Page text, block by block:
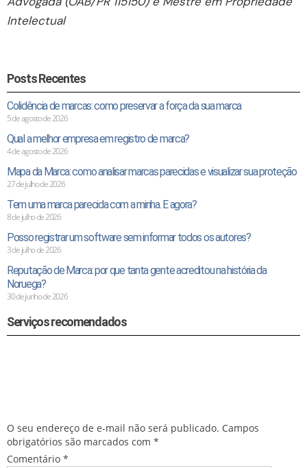
Intelectual
Posts Recentes
Colidência de marcas: como preservar a força da sua marca
5 de agosto de 2026
Qual a melhor empresa em registro de marca?
4 de agosto de 2026
Mapa da Marca: como analisar marcas parecidas e visualizar sua proteção
27 de julho de 2026
Tem uma marca parecida com a minha. E agora?
8 de julho de 2026
Posso registrar um software sem informar todos os autores?
3 de julho de 2026
Reputação de Marca: por que tanta gente acreditou na história da
Noruega?
30 de junho de 2026
Serviços recomendados
O seu endereço de e-mail não será publicado. Campos
obrigatórios são marcados com *
Comentário *